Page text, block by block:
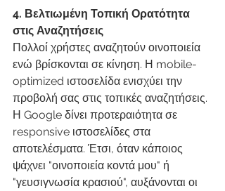
4. Βελτιωμένη Τοπική Ορατότητα
στις Αναζητήσεις
Πολλοί χρήστες αναζητούν οινοποιεία
ενώ βρίσκονται σε κίνηση. Η mobile-
optimized ιστοσελίδα ενισχύει την
προβολή σας στις τοπικές αναζητήσεις.
Η Google δίνει προτεραιότητα σε
responsive ιστοσελίδες στα
αποτελέσματα. Έτσι, όταν κάποιος
ψάχνει "οινοποιεία κοντά μου" ή
"γευσιγνωσία κρασιού", αυξάνονται οι